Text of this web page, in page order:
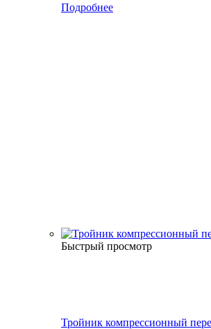
Подробнее
Быстрый просмотр
Тройник компрессионный